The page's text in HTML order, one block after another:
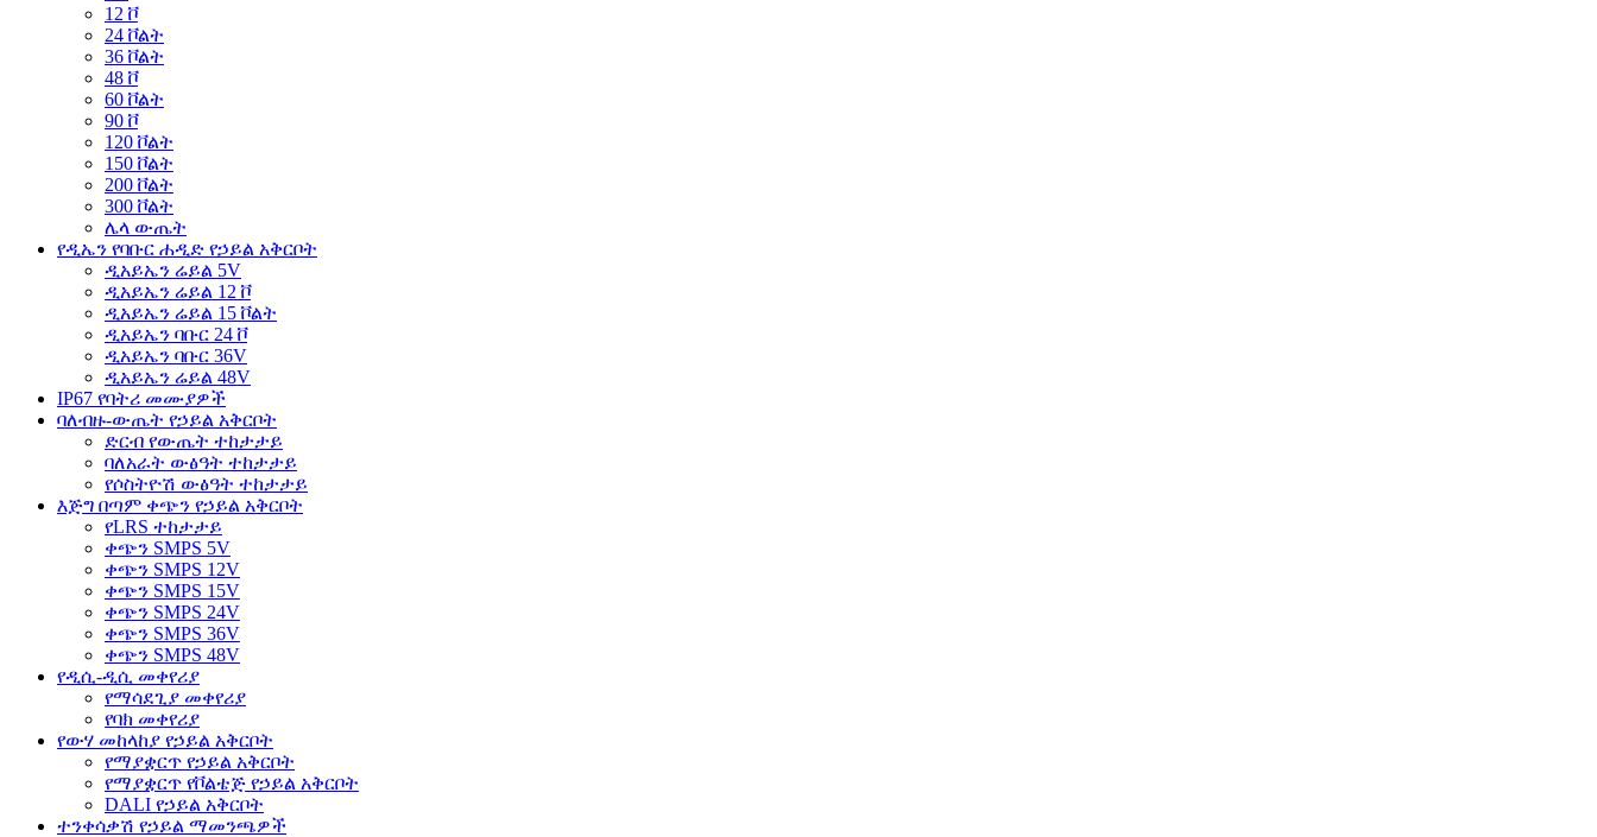
12 ቮ
24 ቮልት
36 ቮልት
48 ቮ
60 ቮልት
90 ቮ
120 ቮልት
150 ቮልት
200 ቮልት
300 ቮልት
ሌላ ውጤት
የዲኤን የባቡር ሐዲድ የኃይል አቅርቦት
ዲአይኤን ሬይል 5V
ዲአይኤን ሬይል 12 ቮ
ዲአይኤን ሬይል 15 ቮልት
ዲአይኤን ባቡር 24 ቮ
ዲአይኤን ባቡር 36V
ዲአይኤን ሬይል 48V
IP67 የባትሪ መሙያዎች
ባለብዙ-ውጤት የኃይል አቅርቦት
ድርብ የውጤት ተከታታይ
ባለአራት ውፅዓት ተከታታይ
የሶስትዮሽ ውፅዓት ተከታታይ
እጅግ በጣም ቀጭን የኃይል አቅርቦት
የLRS ተከታታይ
ቀጭን SMPS 5V
ቀጭን SMPS 12V
ቀጭን SMPS 15V
ቀጭን SMPS 24V
ቀጭን SMPS 36V
ቀጭን SMPS 48V
የዲሲ-ዲሲ መቀየሪያ
የማሳደጊያ መቀየሪያ
የባክ መቀየሪያ
የውሃ መከላከያ የኃይል አቅርቦት
የማያቋርጥ የኃይል አቅርቦት
የማያቋርጥ የቮልቴጅ የኃይል አቅርቦት
DALI የኃይል አቅርቦት
ተንቀሳቃሽ የኃይል ማመንጫዎች